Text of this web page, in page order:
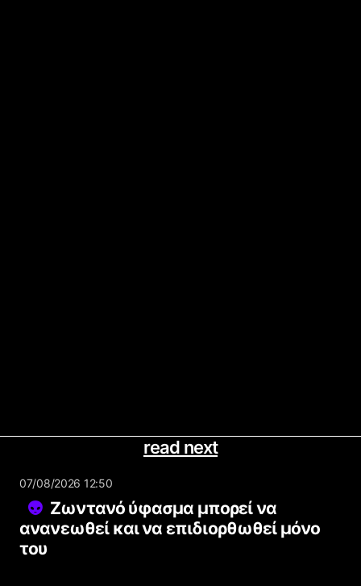
read next
07/08/2026 12:50
Ζωντανό ύφασμα μπορεί να
ανανεωθεί και να επιδιορθωθεί μόνο
του